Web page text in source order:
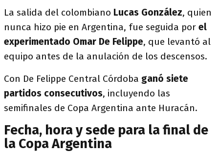
La salida del colombiano Lucas González, quien
nunca hizo pie en Argentina, fue seguida por el
experimentado Omar De Felippe, que levantó al
equipo antes de la anulación de los descensos.
Con De Felippe Central Córdoba ganó siete
partidos consecutivos, incluyendo las
semifinales de Copa Argentina ante Huracán.
Fecha, hora y sede para la final de
la Copa Argentina